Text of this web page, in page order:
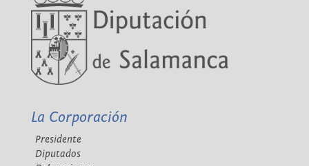
La Corporación
Presidente
Diputados